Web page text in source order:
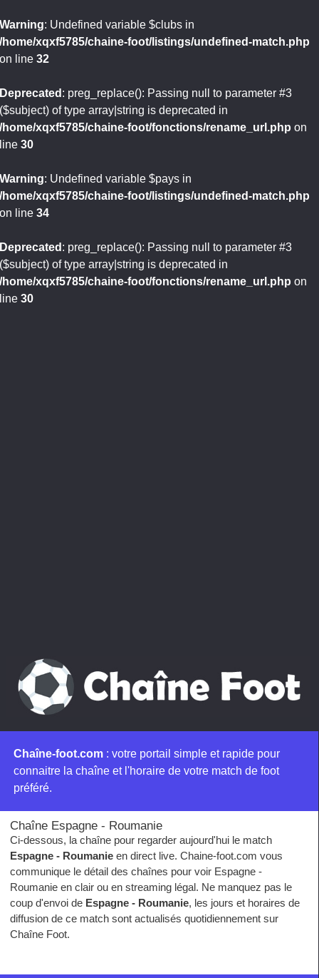
Warning: Undefined variable $clubs in
/home/xqxf5785/chaine-foot/listings/undefined-match.php
on line 32
Deprecated : preg_replace(): Passing null to parameter #3
($subject) of type array|string is deprecated in
/home/xqxf5785/chaine-foot/fonctions/rename_url.php on
line 30
Warning: Undefined variable $pays in
/home/xqxf5785/chaine-foot/listings/undefined-match.php
on line 34
Deprecated : preg_replace(): Passing null to parameter #3
($subject) of type array|string is deprecated in
/home/xqxf5785/chaine-foot/fonctions/rename_url.php on
line 30
Chaîne-foot.com : votre portail simple et rapide pour
connaitre la chaîne et l'horaire de votre match de foot
préféré.
Chaîne Espagne - Roumanie
Ci-dessous, la chaîne pour regarder aujourd'hui le match
Espagne - Roumanie en direct live. Chaine-foot.com vous
communique le détail des chaînes pour voir Espagne -
Roumanie en clair ou en streaming légal. Ne manquez pas le
coup d'envoi de Espagne - Roumanie, les jours et horaires de
diffusion de ce match sont actualisés quotidiennement sur
Chaîne Foot.